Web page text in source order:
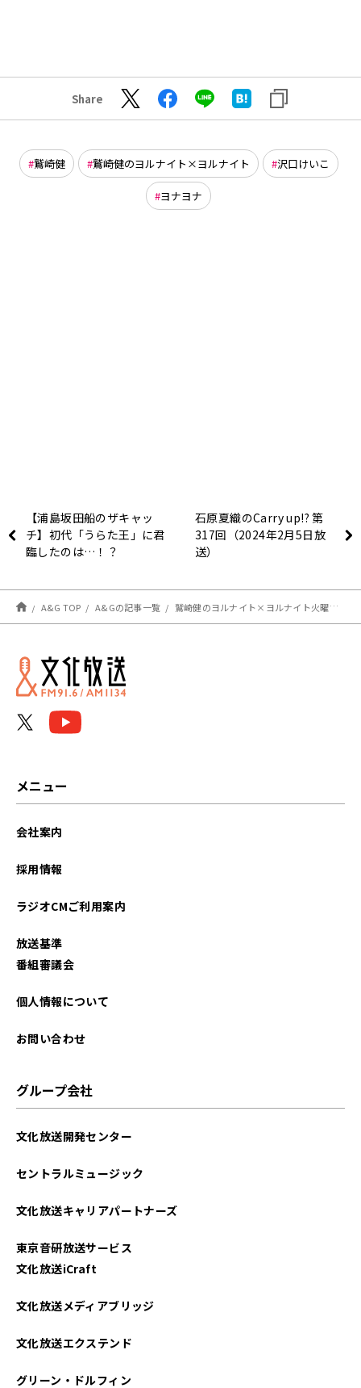
Share
鷲崎健 鷲崎健のヨルナイト×ヨルナイト 沢口けいこ
ヨナヨナ
【浦島坂田船のザキャッ
チ】初代「うらた王」に君
臨したのは…！？
石原夏織のCarry up!? 第
317回（2024年2月5日放
送）
A&G TOP A&Gの記事一覧 鷲崎健のヨルナイト×ヨルナイト火曜日！ #１６２６レポート
メニュー
会社案内
採用情報
ラジオCMご利用案内
放送基準
番組審議会
個人情報について
お問い合わせ
グループ会社
文化放送開発センター
セントラルミュージック
文化放送キャリアパートナーズ
東京音研放送サービス
文化放送iCraft
文化放送メディアブリッジ
文化放送エクステンド
グリーン・ドルフィン